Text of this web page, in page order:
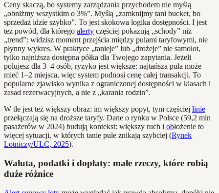
Ceny skaczą, bo systemy zarządzania przychodem nie myślą
„obniżmy wszystkim o 3%”. Myślą „zamknijmy tani bucket, bo
sprzedaż idzie szybko”. To jest skokowa logika dostępności. I jest
też powód, dla którego alerty częściej pokazują „schody” niż
„trend”: widzisz moment przejścia między pulami taryfowymi, nie
płynny wykres. W praktyce „tanieje” lub „drożeje” nie samolot,
tylko najniższa dostępna półka dla Twojego zapytania. Jeżeli
polujesz dla 3–4 osób, ryzyko jest większe: najtańsza pula może
mieć 1–2 miejsca, więc system podnosi cenę całej transakcji. To
popularne zjawisko wynika z ograniczonej dostępności w klasach i
zasad rezerwacyjnych, a nie z „karania rodzin”.
W tle jest też większy obraz: im większy popyt, tym częściej linie
przełączają się na droższe taryfy. Dane o rynku w Polsce (59,2 mln
pasażerów w 2024) budują kontekst: większy ruch i obłożenie to
więcej sytuacji, w których tanie pule znikają szybciej (Rynek
Lotniczy/ULC, 2025).
Waluta, podatki i dopłaty: małe rzeczy, które robią
duże różnice